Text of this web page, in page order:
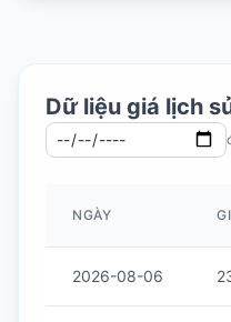
Dữ liệu giá lịch
NGÀY
2026-08-06